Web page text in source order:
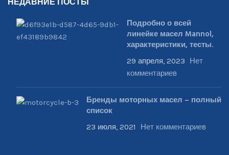
НЕДАВНИЕ ПОСТЫ
Подробно о всей
линейке масел Mannol,
характеристики, тесты.
29 апреля, 2023
Нет
комментариев
Бренды моторных масел – полный
список
23 июля, 2021 Нет комментариев